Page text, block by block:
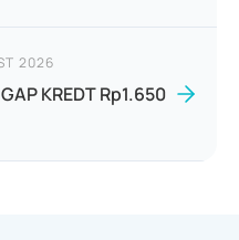
2026
KREDT Rp1.650